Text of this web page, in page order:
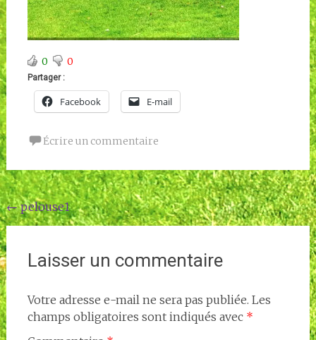
0 0
Partager :
Facebook E-mail
Écrire un commentaire
Navigation
de
l'article
←pelouse1
Laisser un commentaire
Votre adresse e-mail ne sera pas publiée. Les
champs obligatoires sont indiqués avec *